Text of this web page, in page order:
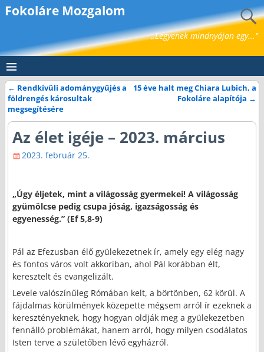
Fokoláre Mozgalom
„Legyenek mindnyájan egy..."
Bejegyzés navigáció
← Rendkívüli adománygyűjés a
földrengés károsultak
megsegítésére
15 éve halt meg Chiara Lubich, a
Fokoláre alapítója →
Az élet igéje – 2023. március
2023. február 25.
„Úgy éljetek, mint a világosság gyermekei! A világosság
gyümölcse pedig csupa jóság, igazságosság és
egyenesség.” (Ef 5,8-9)
Pál az Efezusban élő gyülekezetnek ír, amely egy elég nagy
és fontos város volt akkoriban, ahol Pál korábban élt,
keresztelt és evangelizált.
Levele valószínűleg Rómában kelt, a börtönben, 62 körül. A
fájdalmas körülmények közepette mégsem arról ír ezeknek a
keresztényeknek, hogy hogyan oldják meg a gyülekezetben
fennálló problémákat, hanem arról, hogy milyen csodálatos
Isten terve a születőben lévő egyházról.